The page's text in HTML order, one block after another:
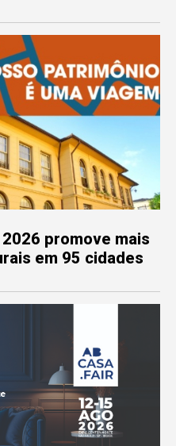
promove mais
em 95 cidades